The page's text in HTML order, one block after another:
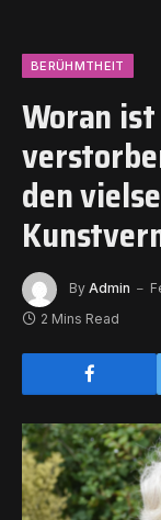
BERÜHMTHEIT
Woran
den
By Admin
2 Mins Read